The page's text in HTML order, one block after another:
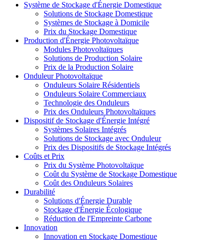
Système de Stockage d'Énergie Domestique
Solutions de Stockage Domestique
Systèmes de Stockage à Domicile
Prix du Stockage Domestique
Production d'Énergie Photovoltaïque
Modules Photovoltaïques
Solutions de Production Solaire
Prix de la Production Solaire
Onduleur Photovoltaïque
Onduleurs Solaire Résidentiels
Onduleurs Solaire Commerciaux
Technologie des Onduleurs
Prix des Onduleurs Photovoltaïques
Dispositif de Stockage d'Énergie Intégré
Systèmes Solaires Intégrés
Solutions de Stockage avec Onduleur
Prix des Dispositifs de Stockage Intégrés
Coûts et Prix
Prix du Système Photovoltaïque
Coût du Système de Stockage Domestique
Coût des Onduleurs Solaires
Durabilité
Solutions d'Énergie Durable
Stockage d'Énergie Écologique
Réduction de l'Empreinte Carbone
Innovation
Innovation en Stockage Domestique